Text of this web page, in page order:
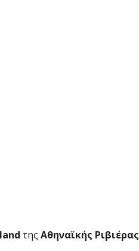
της Αθηναϊκής Ριβιέρας